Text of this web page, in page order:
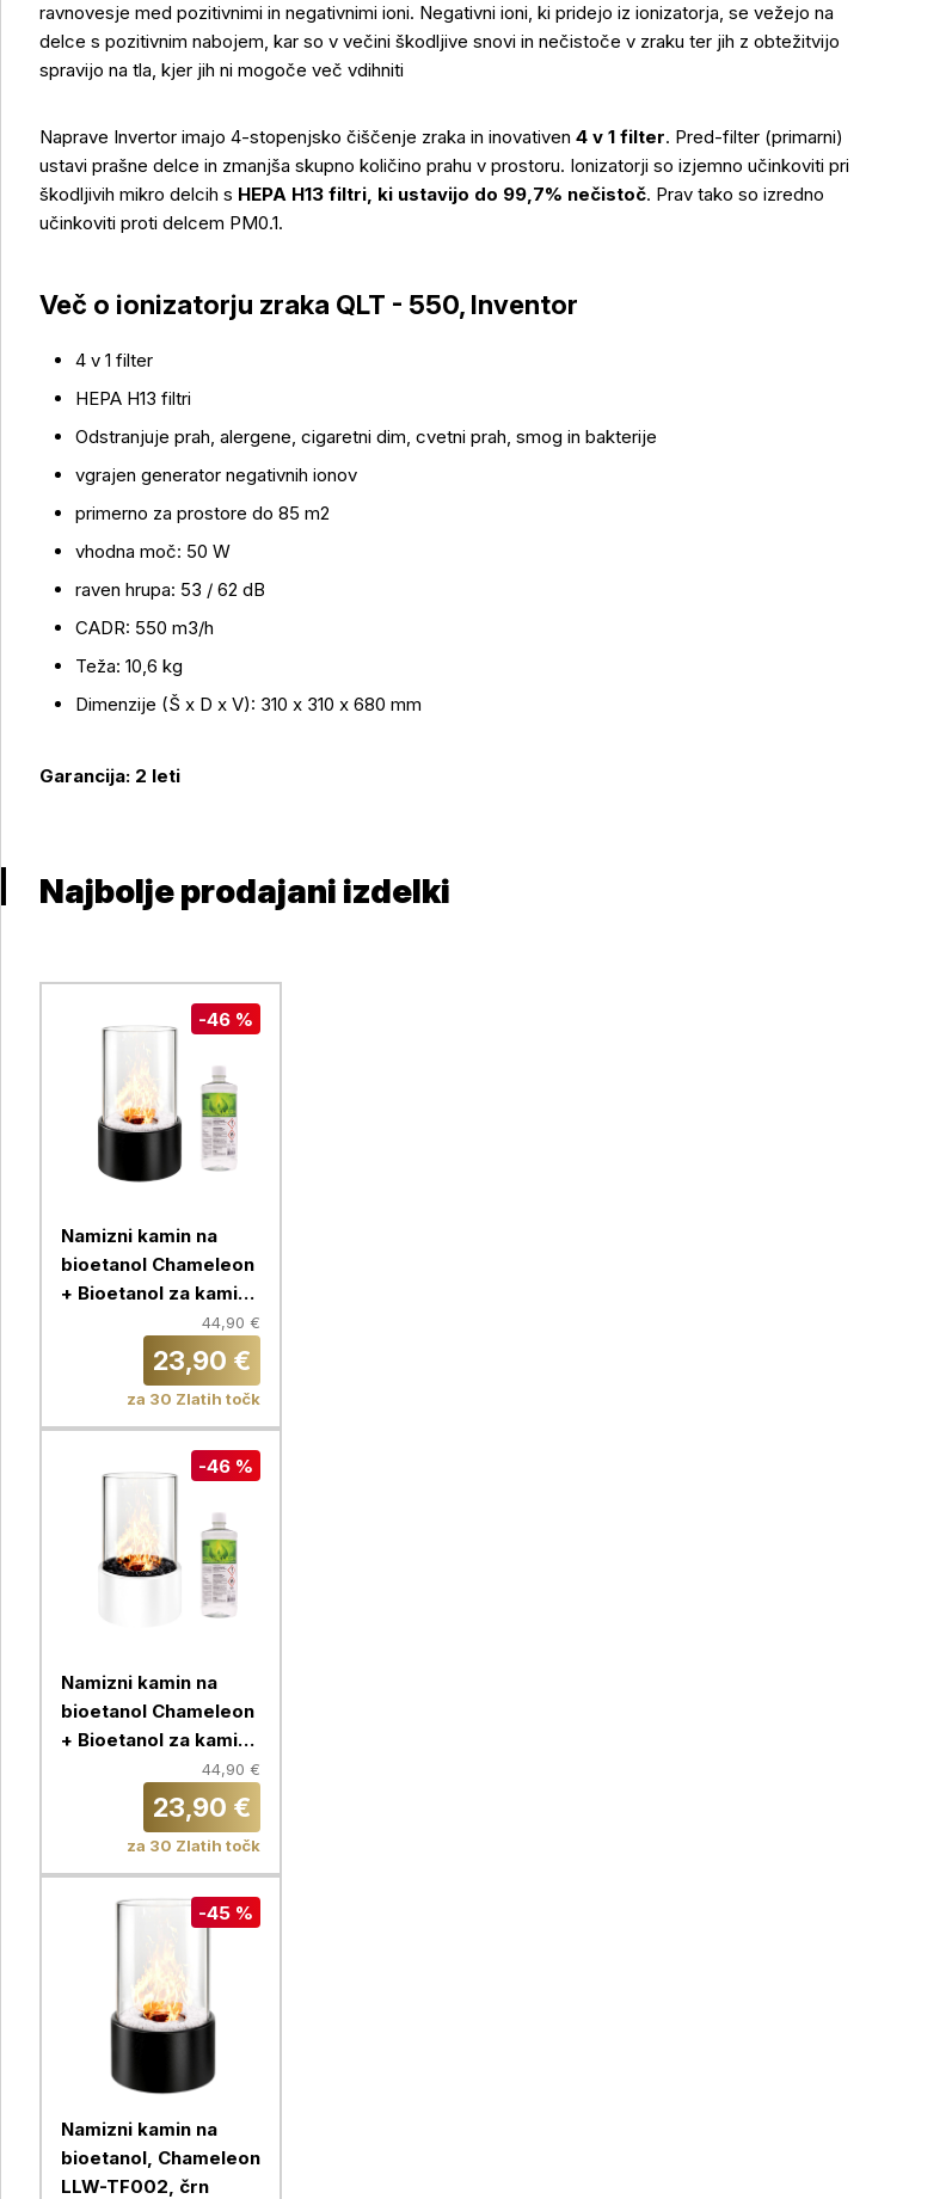
ravnovesje med pozitivnimi in negativnimi ioni. Negativni ioni, ki pridejo iz ionizatorja, se vežejo na
delce s pozitivnim nabojem, kar so v večini škodljive snovi in nečistoče v zraku ter jih z obtežitvijo
spravijo na tla, kjer jih ni mogoče več vdihniti
Naprave Invertor imajo 4-stopenjsko čiščenje zraka in inovativen 4 v 1 filter. Pred-filter (primarni)
ustavi prašne delce in zmanjša skupno količino prahu v prostoru. Ionizatorji so izjemno učinkoviti pri
škodljivih mikro delcih s HEPA H13 filtri, ki ustavijo do 99,7% nečistoč. Prav tako so izredno
učinkoviti proti delcem PM0.1.
Več o ionizatorju zraka QLT - 550, Inventor
4 v 1 filter
HEPA H13 filtri
Odstranjuje prah, alergene, cigaretni dim, cvetni prah, smog in bakterije
vgrajen generator negativnih ionov
primerno za prostore do 85 m2
vhodna moč: 50 W
raven hrupa: 53 / 62 dB
CADR: 550 m3/h
Teža: 10,6 kg
Dimenzije (Š x D x V): 310 x 310 x 680 mm
Garancija: 2 leti
Najbolje prodajani izdelki
-46 %
Namizni kamin na
bioetanol Chameleon
+ Bioetanol za kamine
44,90 €
23,90 €
za 30 Zlatih točk
-46 %
Namizni kamin na
bioetanol Chameleon
+ Bioetanol za kamine
44,90 €
23,90 €
za 30 Zlatih točk
-45 %
Namizni kamin na
bioetanol, Chameleon
LLW-TF002, črn